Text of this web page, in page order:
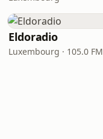
Eldoradio
Luxembourg · 105.0 FM